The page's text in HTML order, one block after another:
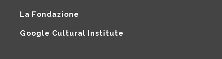
La Fondazione
Google Cultural Institute